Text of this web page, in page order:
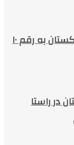
افزایش حجم تجارت بین ایران و پاکستان به رقم ۱۰
در راستا